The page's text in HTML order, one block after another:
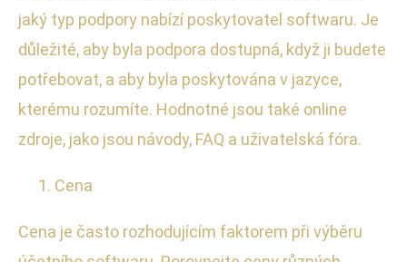
jaký typ podpory nabízí poskytovatel softwaru. Je
důležité, aby byla podpora dostupná, když ji budete
potřebovat, a aby byla poskytována v jazyce,
kterému rozumíte. Hodnotné jsou také online
zdroje, jako jsou návody, FAQ a uživatelská fóra.
Cena
Cena je často rozhodujícím faktorem při výběru